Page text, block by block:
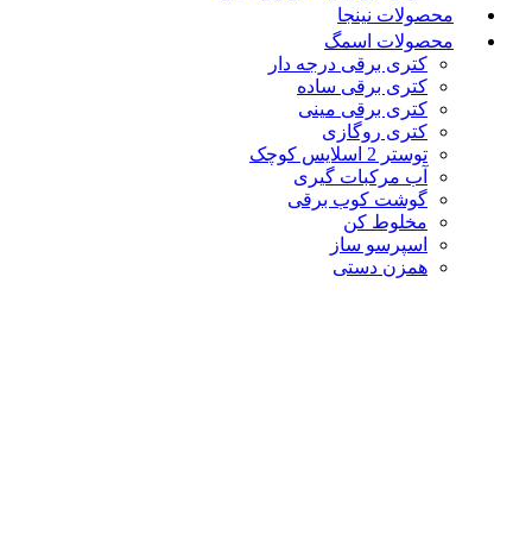
محصولات نینجا
محصولات اسمگ
کتری برقی درجه دار
کتری برقی ساده
کتری برقی مینی
کتری روگازی
توستر 2 اسلایس کوچک
آب مرکبات گیری
گوشت کوب برقی
مخلوط کن
اسپرسو ساز
همزن دستی